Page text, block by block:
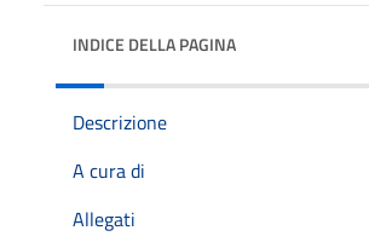
INDICE DELLA PAGINA
Descrizione
A cura di
Allegati